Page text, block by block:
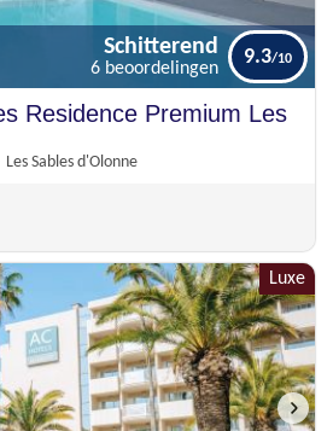
Schitterend 9.3
Residence Premium Les
Les Sables d'Olonne
Schitterend
6 beoordelingen
9.3
Luxe